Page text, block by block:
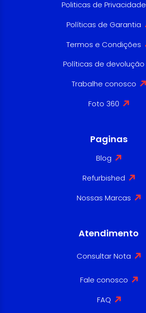
Politicas de Privacidade
Políticas de Garantia
Termos e Condições
Políticas de devolução
Trabalhe conosco
Foto 360
Paginas
Blog
Refurbished
Nossas Marcas
Atendimento
Consultar Nota
Fale conosco
FAQ